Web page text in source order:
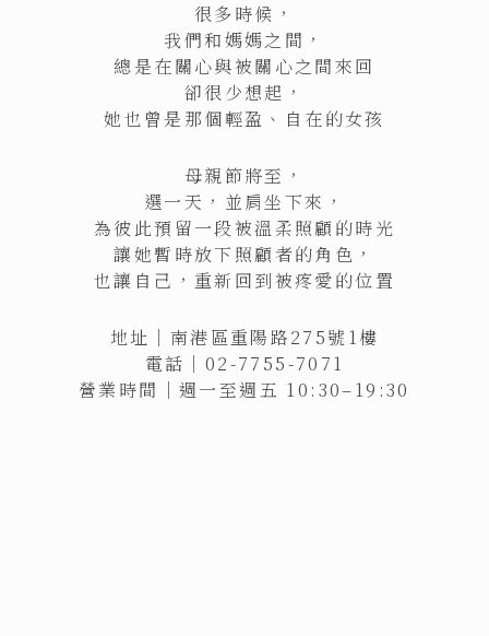
很多時候，
我們和媽媽之間，
總是在關心與被關心之間來回
卻很少想起，
她也曾是那個輕盈、自在的女孩
母親節將至，
選一天，並肩坐下來，
為彼此預留一段被溫柔照顧的時光
讓她暫時放下照顧者的角色，
也讓自己，重新回到被疼愛的位置
地址｜南港區重陽路275號1樓
電話｜02-7755-7071
營業時間｜週一至週五 10:30–19:30